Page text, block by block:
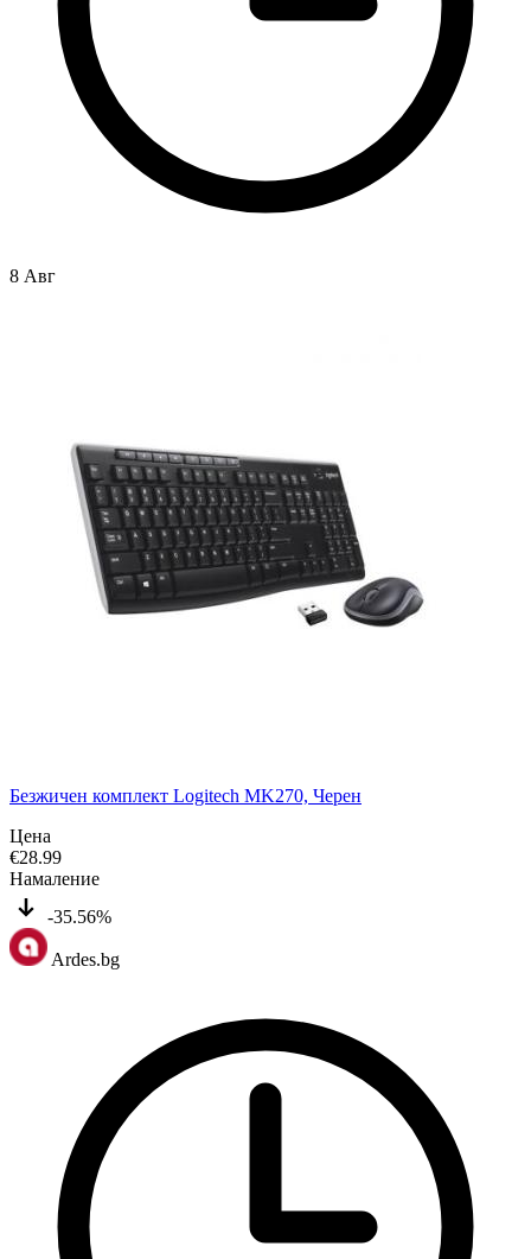
8 Авг
Безжичен комплект Logitech MK270, Черен
Цена
€28.99
Намаление
-35.56%
Ardes.bg